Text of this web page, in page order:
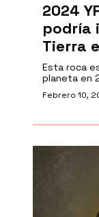
2024
podría
Tierra
Esta roca
planeta en
Febrero 10,